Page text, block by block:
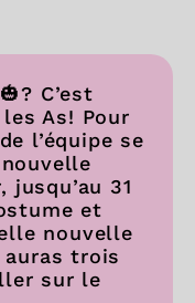
C’est
As! Pour
l’équipe se
31
et
nouvelle
auras trois
sur le